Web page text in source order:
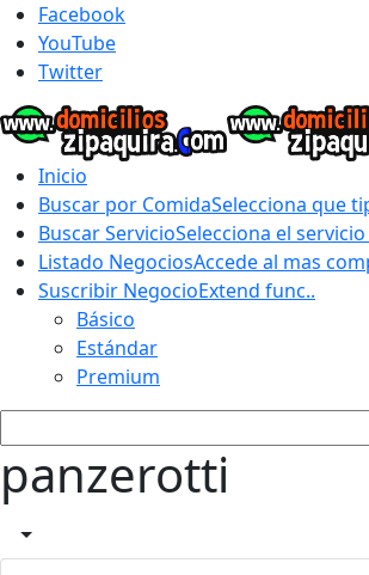
Facebook
YouTube
Twitter
Inicio
Buscar por ComidaSelecciona que
Buscar ServicioSelecciona el
Listado NegociosAccede al mas
Suscribir NegocioExtend func..
Básico
Estándar
Premium
panzerotti